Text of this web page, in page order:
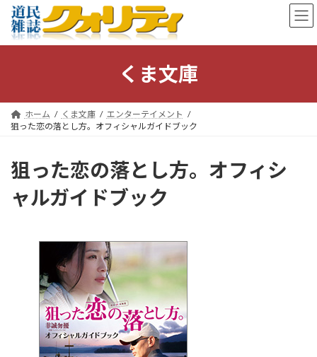
ン
キ
ー
に
くま文庫
ホーム くま文庫
エンターテイメント
狙った恋の落とし方。オフィシャルガイドブック
狙った恋の落とし方。オフィシ
ャルガイドブック